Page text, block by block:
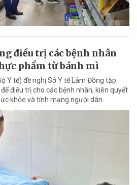
điều trị các bệnh nhân
phẩm từ bánh mì
Y tế) đề nghị Sở Y tế Lâm Đồng tập
điều trị cho các bệnh nhân, kiên quyết
khỏe và tính mạng người dân.